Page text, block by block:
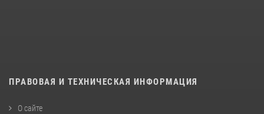
ПРАВОВАЯ И ТЕХНИЧЕСКАЯ ИНФОРМАЦИЯ
О сайте